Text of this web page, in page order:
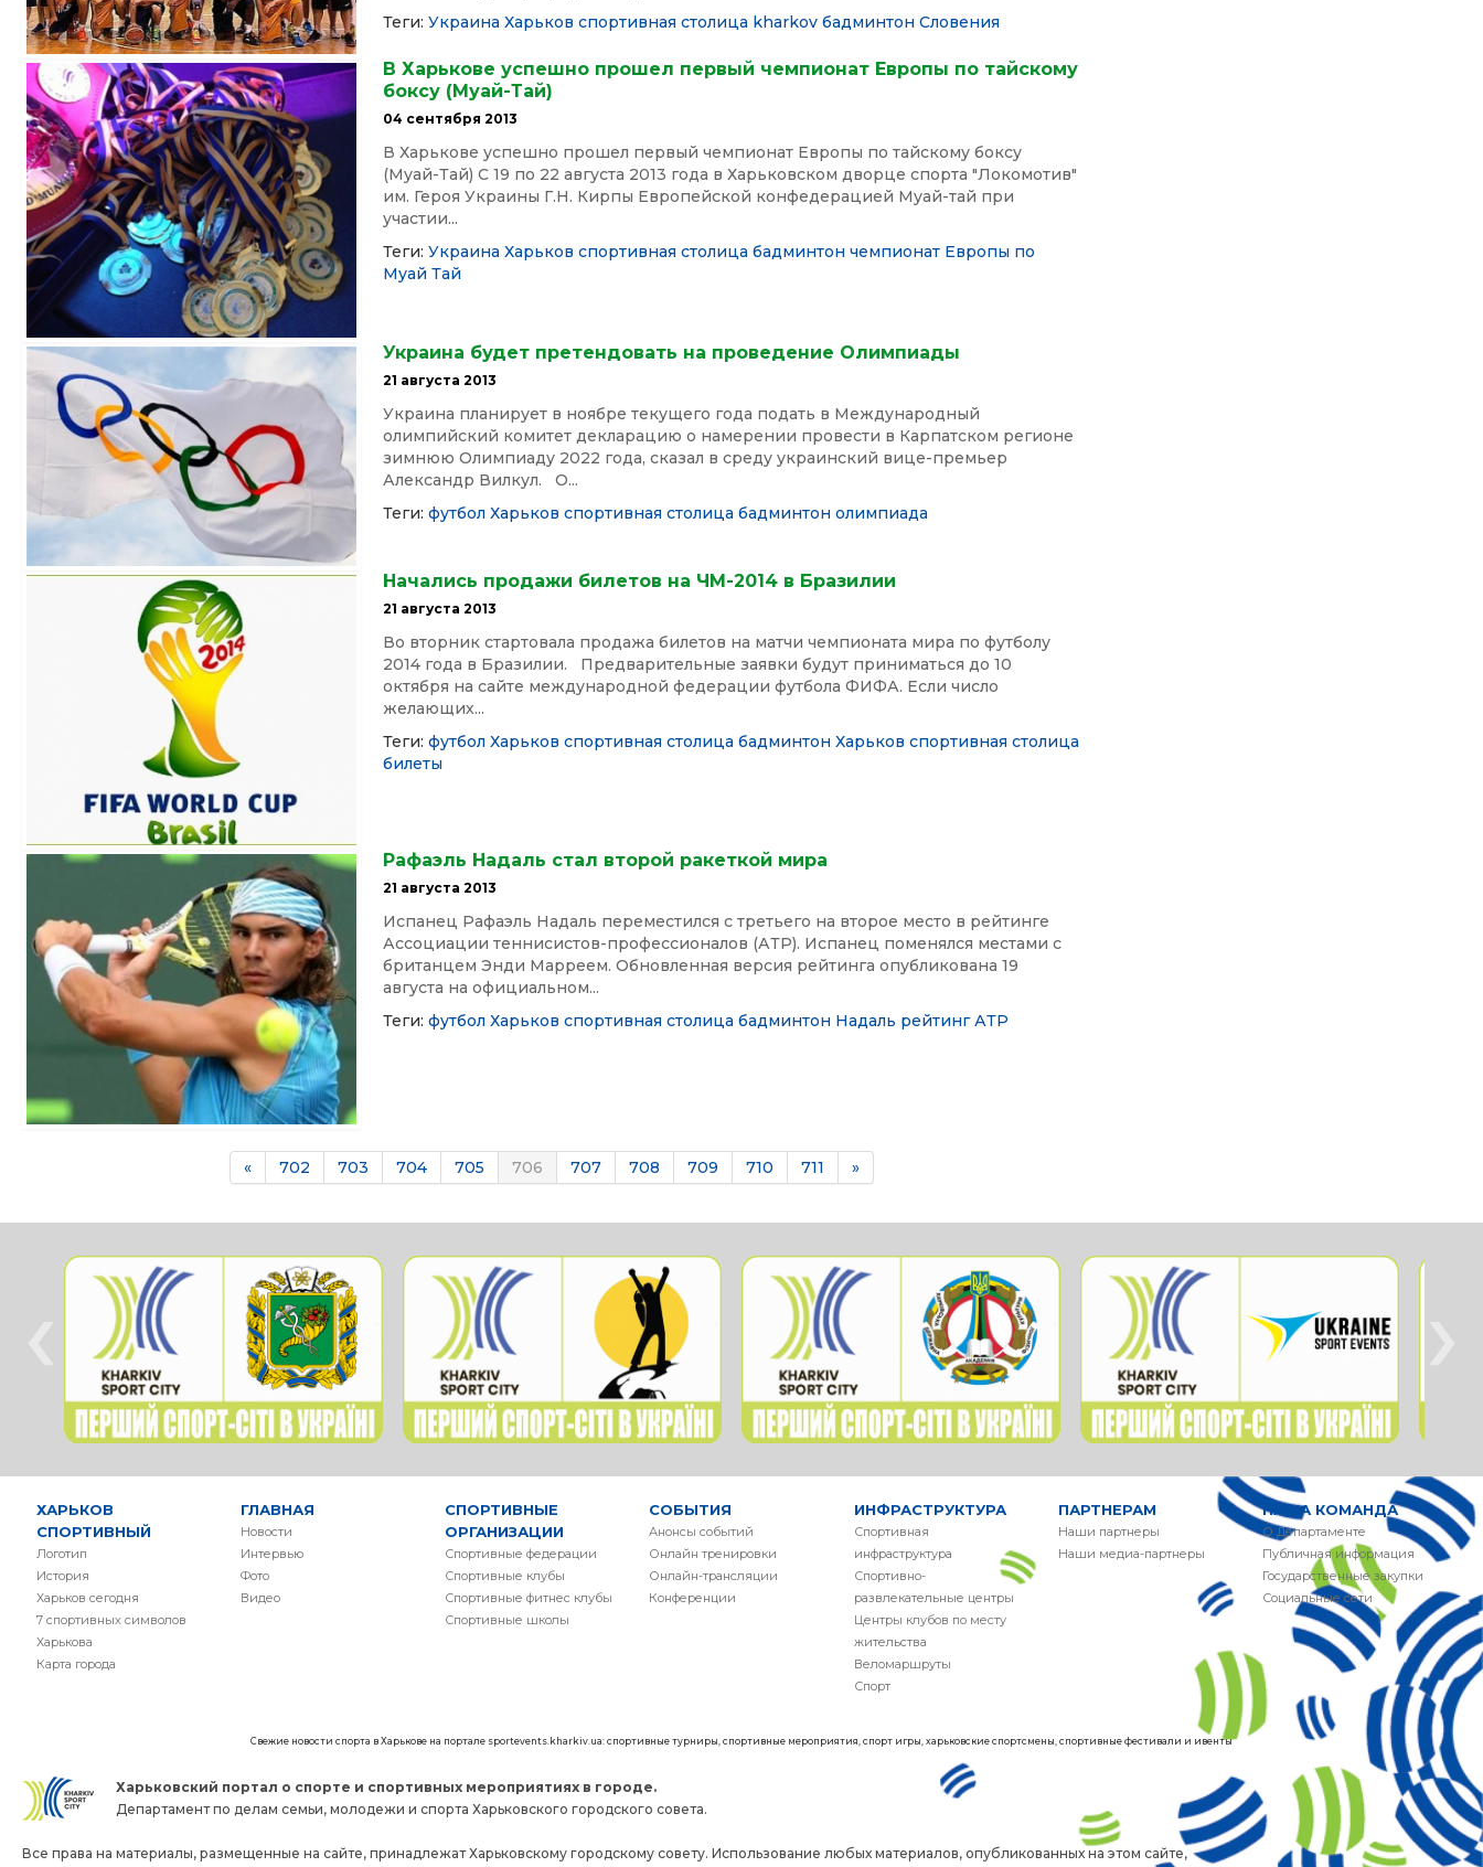
Теги:Украина Харьков спортивная столица kharkov бадминтон Словения
В Харькове успешно прошел первый чемпионат Европы по тайскому
боксу (Муай-Тай)
04 сентября 2013
В Харькове успешно прошел первый чемпионат Европы по тайскому боксу
(Муай-Тай) С 19 по 22 августа 2013 года в Харьковском дворце спорта "Локомотив"
им. Героя Украины Г.Н. Кирпы Европейской конфедерацией Муай-тай при
участии...
Теги:Украина Харьков спортивная столица бадминтон чемпионат Европы по
Муай Тай
Украина будет претендовать на проведение Олимпиады
21 августа 2013
Украина планирует в ноябре текущего года подать в Международный
олимпийский комитет декларацию о намерении провести в Карпатском регионе
зимнюю Олимпиаду 2022 года, сказал в среду украинский вице-премьер
Александр Вилкул. О...
Теги:футбол Харьков спортивная столица бадминтон олимпиада
Начались продажи билетов на ЧМ-2014 в Бразилии
21 августа 2013
Во вторник стартовала продажа билетов на матчи чемпионата мира по футболу
2014 года в Бразилии. Предварительные заявки будут приниматься до 10
октября на сайте международной федерации футбола ФИФА. Если число
желающих...
Теги:футбол Харьков спортивная столица бадминтон Харьков спортивная столица
билеты
Рафаэль Надаль стал второй ракеткой мира
21 августа 2013
Испанец Рафаэль Надаль переместился с третьего на второе место в рейтинге
Ассоциации теннисистов-профессионалов (АТР). Испанец поменялся местами с
британцем Энди Марреем. Обновленная версия рейтинга опубликована 19
августа на официальном...
Теги:футбол Харьков спортивная столица бадминтон Надаль рейтинг АТР
« 702 703 704 705 706 707 708 709 710 711 »
ХАРЬКОВ
СПОРТИВНЫЙ
Логотип
История
Харьков сегодня
7 спортивных символов
Харькова
Карта города
ГЛАВНАЯ
Новости
Интервью
Фото
Видео
СПОРТИВНЫЕ
ОРГАНИЗАЦИИ
Спортивные федерации
Спортивные клубы
Спортивные фитнес клубы
Спортивные школы
СОБЫТИЯ
Анонсы событий
Онлайн тренировки
Онлайн-трансляции
Конференции
ИНФРАСТРУКТУРА
Спортивная
инфраструктура
Спортивно-
развлекательные центры
Центры клубов по месту
жительства
Веломаршруты
Спорт
ПАРТНЕРАМ
Наши партнеры
Наши медиа-партнеры
НАША КОМАНДА
О Департаменте
Публичная информация
Государственные закупки
Социальные сети
Свежие новости спорта в Харькове на портале sportevents.kharkiv.ua: спортивные турниры, спортивные мероприятия, спорт игры, харьковские спортсмены, спортивные фестивали и ивенты
Харьковский портал о спорте и спортивных мероприятиях в городе.
Департамент по делам семьи, молодежи и спорта Харьковского городского совета.
Все права на материалы, размещенные на сайте, принадлежат Харьковскому городскому совету. Использование любых материалов, опубликованных на этом сайте,